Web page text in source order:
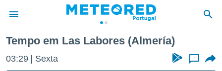
da
Tempo em Las Labores (Almería)
03:29 Sexta ...